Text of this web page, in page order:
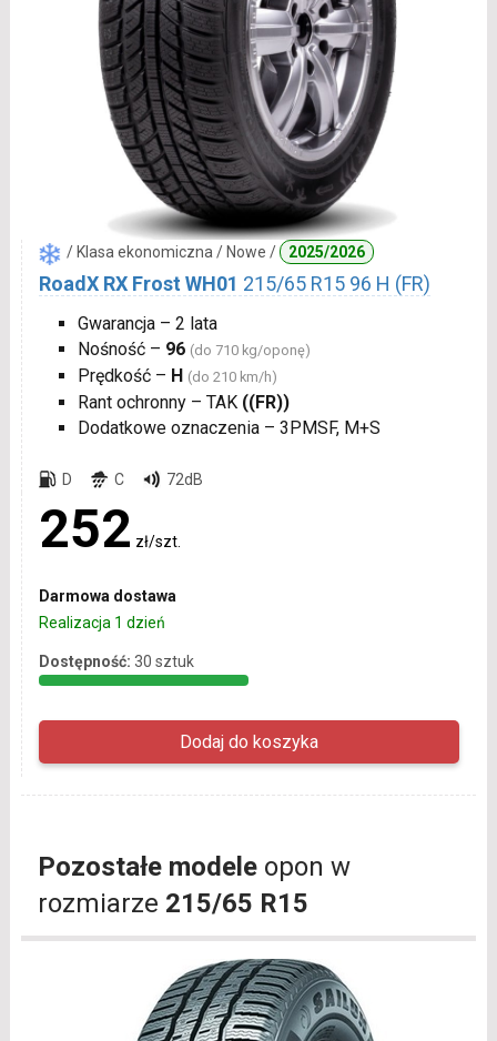
/ Klasa ekonomiczna / Nowe / 2025/2026
RoadX RX Frost WH01 215/65 R15 96 H (FR)
Gwarancja – 2 lata
Nośność – 96 (do 710 kg/oponę)
Prędkość – H (do 210 km/h)
Rant ochronny – TAK ((FR))
Dodatkowe oznaczenia – 3PMSF, M+S
D C 72dB
252 zł/szt.
Darmowa dostawa
Realizacja 1 dzień
Dostępność: 30 sztuk
Pozostałe modeleopon w
rozmiarze 215/65 R15